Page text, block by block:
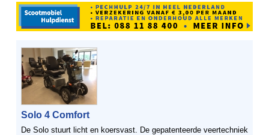
Solo 4 Comfort
De Solo stuurt licht en koersvast. De gepatenteerde veertechniek